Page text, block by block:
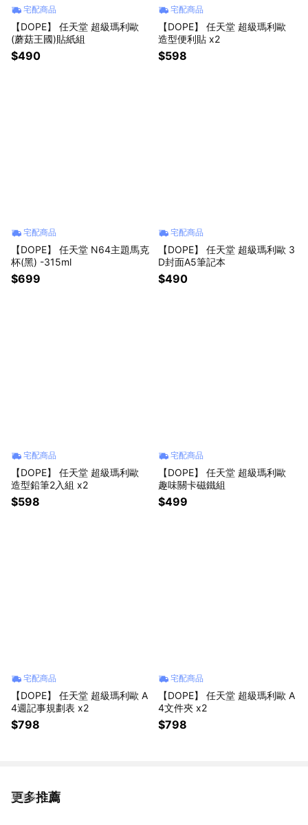
宅配商品
【DOPE】 任天堂 超級瑪利歐
(蘑菇王國)貼紙組
$490
宅配商品
【DOPE】 任天堂 超級瑪利歐
造型便利貼 x2
$598
宅配商品
【DOPE】 任天堂 N64主題馬克
杯(黑) -315ml
$699
宅配商品
【DOPE】 任天堂 超級瑪利歐 3
D封面A5筆記本
$490
宅配商品
【DOPE】 任天堂 超級瑪利歐
造型鉛筆2入組 x2
$598
宅配商品
【DOPE】 任天堂 超級瑪利歐
趣味關卡磁鐵組
$499
宅配商品
【DOPE】 任天堂 超級瑪利歐 A
4週記事規劃表 x2
$798
宅配商品
【DOPE】 任天堂 超級瑪利歐 A
4文件夾 x2
$798
更多推薦
看更多